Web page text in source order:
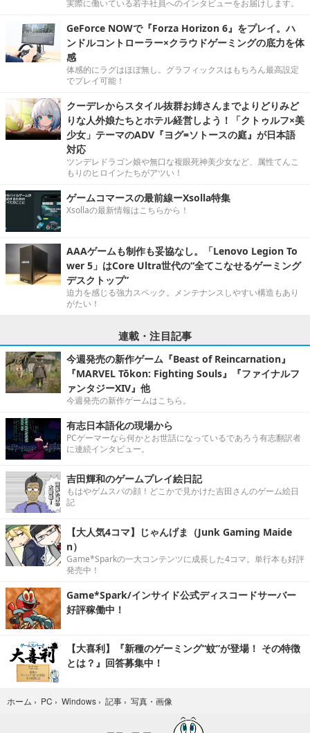
実際に働いている若手社員へのインタビューをお届けします。
GeForce NOWで『Forza Horizon 6』をプレイ。ハ
ンドルコントローラー×クラウドゲーミングの底力を体
感
体感的にラグはほぼ無し。グラフィックスはもちろん最高設定
でプレイ可能！
クーデレからスタイル抜群お姉さんまでよりどりみど
りな人外娘たちとホテル経営しよう！「クトゥルフ×美
少女」テーマのADV『ヨグ=ソトースの庭』が日本語
対応
ツンデレドラゴン娘や無口な複眼死神美少女など、属性てんこ
もりのヒロインたちがアツい！
ゲームコマースの最前線ーXsolla特集
Xsollaの最新情報はこちらから！
AAAゲームも制作も妥協なし。「Lenovo Legion To
wer 5」はCore Ultra世代の“全てこなせるゲーミング
デスクトップ”
迫力を感じる強力スペック。メンテナンスしやすい構造もあり
がたい！
連載・注目記事
今週発売の新作ゲーム『Beast of Reincarnation』
『MARVEL Tōkon: Fighting Souls』『ファイナルフ
ァンタジーXIV』他
今週発売の新作ゲームはこちら。
有志日本語化の現場から
PCゲーマーなら何かとお世話になっているであろう有志翻訳者
に連続インタビュー。
吉田輝和のゲームプレイ絵日記
もはやゲムスパの顔！どこかで見かけた吉田さんのゲーム絵日
記
【大人気4コマ】じゃんげま（Junk Gaming Maide
n）
Game*Sparkの一大コンテンツに成長した4コマ。単行本も好評
発売中！
Game*Spark/インサイド公式ディスコードサーバー
好評稼働中！
【大喜利】『新種のゲーミング“蚊”が登場！ その特徴
とは？』回答募集中！
ホーム › PC › Windows › 記事 › 写真・画像